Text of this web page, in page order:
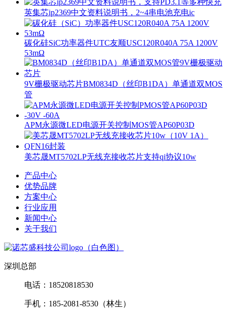
英集芯ip2369中文资料说明书，2~4串电池充电ic
碳化硅SiC功率器件UTC友顺USC120R040A 75A 1200V
53mΩ
9V栅极驱动芯片BM0834D（丝印B1DA）单通道双MOS
管
APM永源微LED电源开关控制MOS管AP60P03D
美芯晟MT5702LP无线充接收芯片支持qi协议10w
产品中心
优势品牌
方案中心
行业应用
新闻中心
关于我们
深圳总部
电话：18520818530
手机：185-2081-8530（林生）